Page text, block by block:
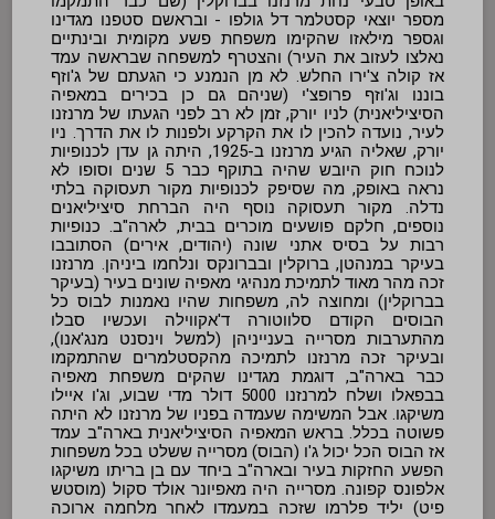
מספר יוצאי קסטלמר דל גולפו - ובראשם סטפנו מגדינו
וגספר מילאזו שהקימו משפחת פשע מקומית ובינתיים
נאלצו לעזוב את העיר) והצטרף למשפחה שבראשה עמד
אז קולה צ'ירו החלש. לא מן הנמנע כי הגעתם של ג'וזף
בוננו וג'וזף פרופצ'י (שניהם גם כן בכירים במאפיה
הסיציליאנית) לניו יורק, זמן לא רב לפני הגעתו של מרנזנו
לעיר, נועדה להכין לו את הקרקע ולפנות לו את הדרך. ניו
יורק, שאליה הגיע מרנזנו ב-1925, היתה גן עדן לכנופיות
לנוכח חוק היובש שהיה בתוקף כבר 5 שנים וסופו לא
נראה באופק, מה שסיפק לכנופיות מקור תעסוקה בלתי
נדלה. מקור תעסוקה נוסף היה הברחת סיציליאנים
נוספים, חלקם פושעים מוכרים בבית, לארה"ב. כנופיות
רבות על בסיס אתני שונה (יהודים, אירים) הסתובבו
בעיקר במנהטן, ברוקלין ובברונקס ונלחמו ביניהן. מרנזנו
זכה מהר מאוד לתמיכת מנהיגי מאפיה שונים בעיר (בעיקר
בברוקלין) ומחוצה לה, משפחות שהיו נאמנות לבוס כל
הבוסים הקודם סלווטורה ד'אקווילה ועכשיו סבלו
מהתערבות מסרייה בענייניהן (למשל וינסנט מנג'אנו),
ובעיקר זכה מרנזנו לתמיכה מהקסטלמרים שהתמקמו
כבר בארה"ב, דוגמת מגדינו שהקים משפחת מאפיה
בבפאלו ושלח למרנזנו 5000 דולר מדי שבוע, וג'ו איילו
משיקגו. אבל המשימה שעמדה בפניו של מרנזנו לא היתה
פשוטה בכלל. בראש המאפיה הסיציליאנית בארה"ב עמד
אז הבוס הכל יכול ג'ו (הבוס) מסרייה ששלט בכל משפחות
הפשע החזקות בעיר ובארה"ב ביחד עם בן בריתו משיקגו
אלפונס קפונה. מסרייה היה מאפיונר אולד סקול (מוסטש
פיט) יליד פלרמו שזכה במעמדו לאחר מלחמה ארוכה